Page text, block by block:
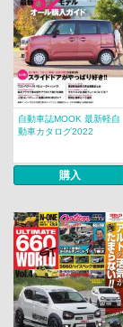
自動車誌MOOK 最新軽自
動車カタログ2022
購入